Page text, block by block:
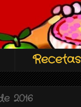
Recetas
2016